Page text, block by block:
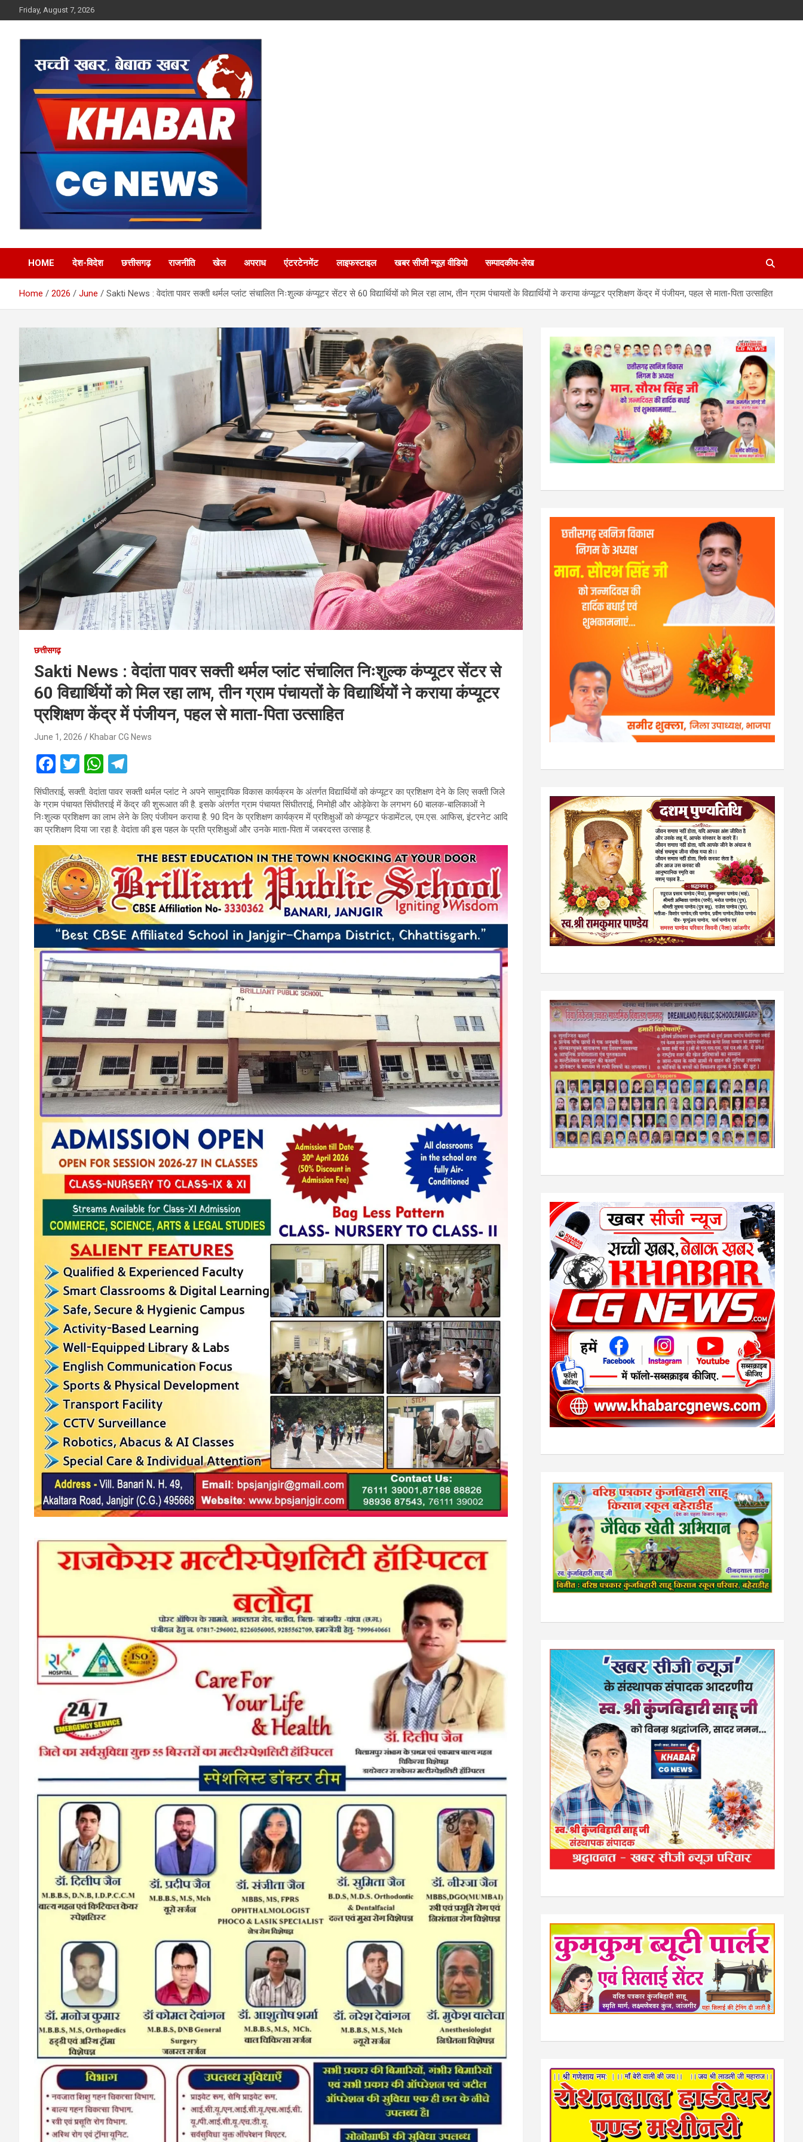
to
Friday, August 7, 2026
Khabar CG News
HOME देश-विदेश छत्तीसगढ़ राजनीति खेल अपराध एंटरटेनमेंट लाइफस्टाइल खबर सीजी न्यूज़ वीडियो सम्पादकीय-लेख
Home 2026 June Sakti News : वेदांता पावर सक्ती थर्मल प्लांट संचालित निःशुल्क कंप्यूटर सेंटर से 60 विद्यार्थियों को मिल रहा लाभ, तीन ग्राम पंचायतों के विद्यार्थियों ने कराया कंप्यूटर प्रशिक्षण केंद्र में पंजीयन, पहल से माता-पिता उत्साहित
छत्तीसगढ़
Sakti News : वेदांता पावर सक्ती थर्मल प्लांट संचालित निःशुल्क कंप्यूटर सेंटर से
60 विद्यार्थियों को मिल रहा लाभ, तीन ग्राम पंचायतों के विद्यार्थियों ने कराया कंप्यूटर
प्रशिक्षण केंद्र में पंजीयन, पहल से माता-पिता उत्साहित
June 1, 2026 Khabar CG News
F
a
ce
b
o
o
k
T
wi
tt
er
W
h
at
s
A
p
p
el
e
gr
a
m
सिंघीतराई, सक्ती. वेदांता पावर सक्ती थर्मल प्लांट ने अपने सामुदायिक विकास कार्यक्रम के अंतर्गत विद्यार्थियों को कंप्यूटर का प्रशिक्षण देने के लिए सक्ती जिले
के ग्राम पंचायत सिंघीतराई में केंद्र की शुरूआत की है. इसके अंतर्गत ग्राम पंचायत सिंघीतराई, निमोही और ओड़ेकेरा के लगभग 60 बालक-बालिकाओं ने
निःशुल्क प्रशिक्षण का लाभ लेने के लिए पंजीयन कराया है. 90 दिन के प्रशिक्षण कार्यक्रम में प्रशिक्षुओं को कंप्यूटर फंडामेंटल, एम.एस. आफिस, इंटरनेट आदि
का प्रशिक्षण दिया जा रहा है. वेदांता की इस पहल के प्रति प्रशिक्षुओं और उनके माता-पिता में जबरदस्त उत्साह है.